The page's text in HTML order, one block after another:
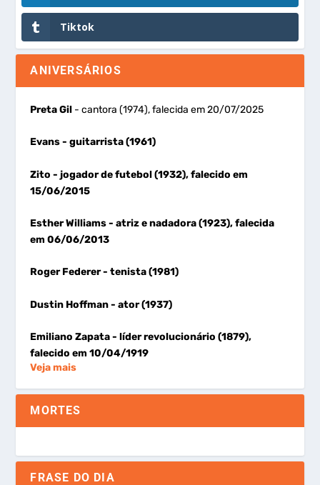
Tiktok
ANIVERSÁRIOS
Preta Gil - cantora (1974), falecida em 20/07/2025
Evans- guitarrista (1961)
Zito- jogador de futebol (1932), falecido em
15/06/2015
Esther Williams- atriz e nadadora (1923), falecida
em 06/06/2013
Roger Federer- tenista (1981)
Dustin Hoffman- ator (1937)
Emiliano Zapata- líder revolucionário (1879),
falecido em 10/04/1919
Veja mais
MORTES
FRASE DO DIA